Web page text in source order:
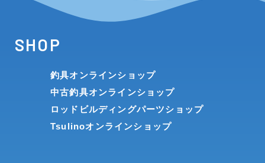
SHOP
釣具オンラインショップ
中古釣具オンラインショップ
ロッドビルディングパーツショップ
Tsulinoオンラインショップ